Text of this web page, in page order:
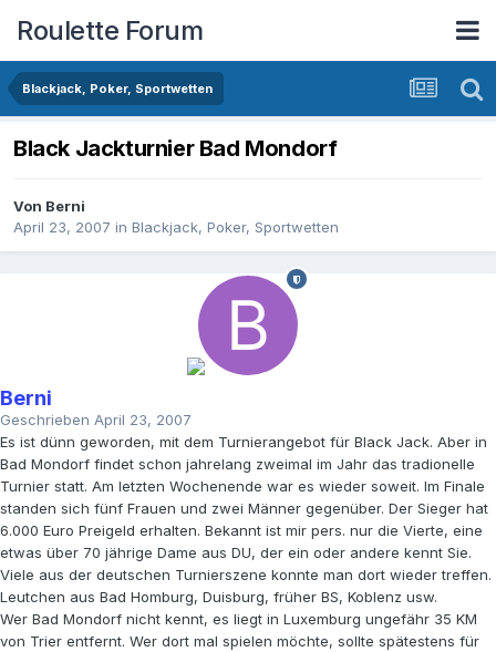
Roulette Forum
Blackjack, Poker, Sportwetten
Black Jackturnier Bad Mondorf
Von Berni
April 23, 2007 in Blackjack, Poker, Sportwetten
Berni
Geschrieben April 23, 2007
Es ist dünn geworden, mit dem Turnierangebot für Black Jack. Aber in
Bad Mondorf findet schon jahrelang zweimal im Jahr das tradionelle
Turnier statt. Am letzten Wochenende war es wieder soweit. Im Finale
standen sich fünf Frauen und zwei Männer gegenüber. Der Sieger hat
6.000 Euro Preigeld erhalten. Bekannt ist mir pers. nur die Vierte, eine
etwas über 70 jährige Dame aus DU, der ein oder andere kennt Sie.
Viele aus der deutschen Turnierszene konnte man dort wieder treffen.
Leutchen aus Bad Homburg, Duisburg, früher BS, Koblenz usw.
Wer Bad Mondorf nicht kennt, es liegt in Luxemburg ungefähr 35 KM
von Trier entfernt. Wer dort mal spielen möchte, sollte spätestens für